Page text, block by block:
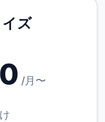
ズ
/月〜